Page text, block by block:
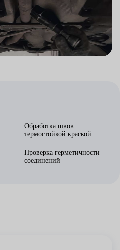
Обработка швов
термостойкой краской
Проверка герметичности
соединений